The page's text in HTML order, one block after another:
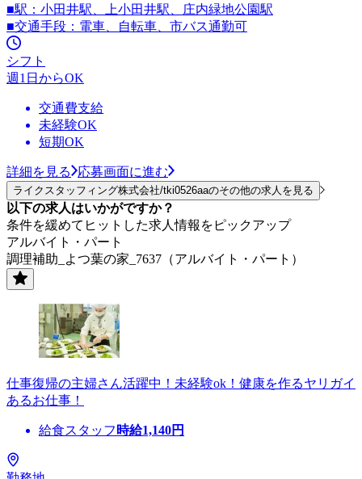
■駅：小田井駅、上小田井駅、庄内緑地公園駅
■交通手段：電車、自転車、市バス通勤可
シフト
週1日からOK
交通費支給
未経験OK
短期OK
詳細を見る 応募画面に進む
ライクスタッフィング株式会社/tki0526aaのその他の求人を見る
以下の求人はいかがですか？
条件を緩めてヒットした求人情報をピックアップ
アルバイト・パート
調理補助_よつ葉の家_7637（アルバイト・パート）
仕事復帰の主婦さん活躍中！未経験ok！健康を作るヤリガイ
あるお仕事！
給食スタッフ 時給1,140円